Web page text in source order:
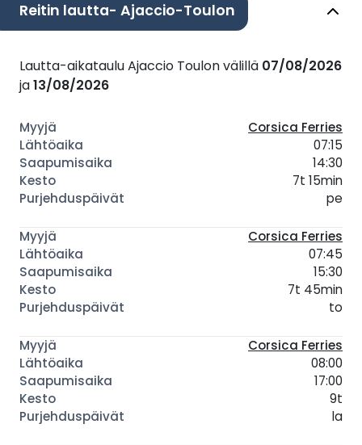
Reitin lautta- Ajaccio-Toulon
Lautta-aikataulu Ajaccio Toulon välillä 07/08/2026
ja13/08/2026
Corsica Ferries
07:15
14:30
7t 15min
pe
Corsica Ferries
07:45
15:30
7t 45min
to
Corsica Ferries
08:00
17:00
9t
la